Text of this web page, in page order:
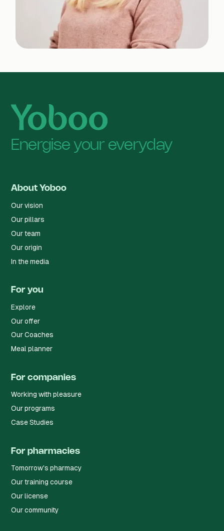
Energise your everyday
About Yoboo
Our vision
Our pillars
Our team
Our origin
In the media
For you
Explore
Our offer
Our Coaches
Meal planner
For companies
Working with pleasure
Our programs
Case Studies
For pharmacies
Tomorrow's pharmacy
Our training course
Our license
Our community